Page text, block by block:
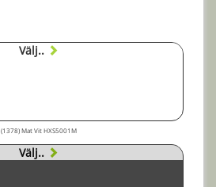
Välj..
(1378) Mat Vit HXS5001M
Välj..